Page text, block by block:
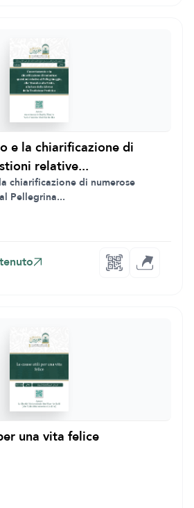
e la chiarificazione di
relative...
chiarificazione di numerose
Pellegrina...
una vita felice